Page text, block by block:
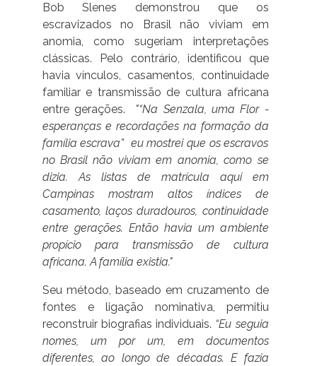
Bob Slenes demonstrou que os
escravizados no Brasil não viviam em
anomia, como sugeriam interpretações
clássicas. Pelo contrário, identificou que
havia vínculos, casamentos, continuidade
familiar e transmissão de cultura africana
entre gerações.
"“Na Senzala, uma Flor -
esperanças e recordações na formação da
família escrava” eu mostrei que os escravos
no Brasil não viviam em anomia, como se
dizia. As listas de matrícula aqui em
Campinas mostram altos índices de
casamento, laços duradouros, continuidade
entre gerações. Então havia um ambiente
propício para transmissão de cultura
africana. A família existia."
Seu método, baseado em cruzamento de
fontes e ligação nominativa, permitiu
reconstruir biografias individuais. “Eu seguia
nomes, um por um, em documentos
diferentes, ao longo de décadas. E fazia